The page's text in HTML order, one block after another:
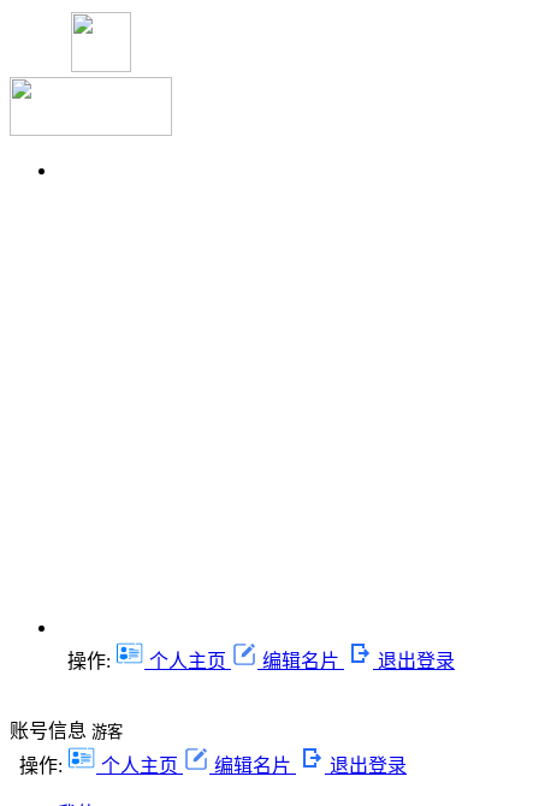
操作: 个人主页 编辑名片 退出登录
账号信息 游客
操作: 个人主页 编辑名片 退出登录